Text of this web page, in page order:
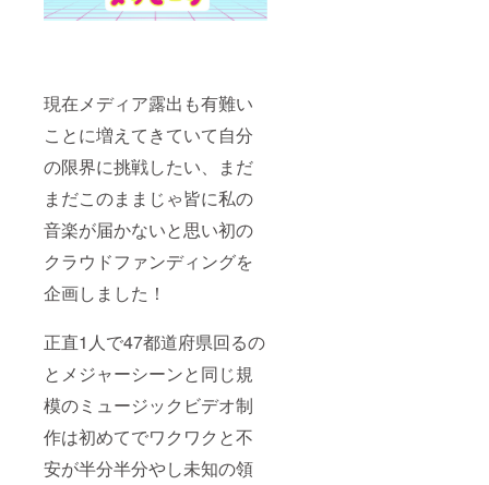
現在メディア露出も有難い
ことに増えてきていて自分
の限界に挑戦したい、まだ
まだこのままじゃ皆に私の
音楽が届かないと思い初の
クラウドファンディングを
企画しました！
正直1人で47都道府県回るの
とメジャーシーンと同じ規
模のミュージックビデオ制
作は初めてでワクワクと不
安が半分半分やし未知の領